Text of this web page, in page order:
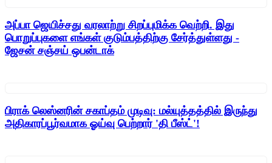
அப்பா ஜெயிச்சது வரலாற்று சிறப்புமிக்க வெற்றி. இது
பொறுப்புகளை எங்கள் குடும்பத்திற்கு சேர்த்துள்ளது -
ஜேசன் சஞ்சய் ஒபன்டாக்
பிராக் லெஸ்னரின் சகாப்தம் முடிவு: மல்யுத்தத்தில் இருந்து
அதிகாரப்பூர்வமாக ஓய்வு பெற்றார் 'தி பீஸ்ட்'!